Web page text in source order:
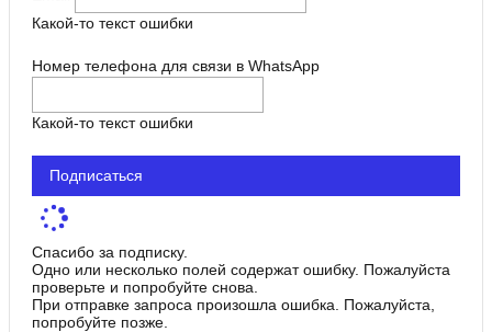
Какой-то текст ошибки
Номер телефона для связи в WhatsApp
Какой-то текст ошибки
Подписаться
Спасибо за подписку.
Одно или несколько полей содержат ошибку. Пожалуйста
проверьте и попробуйте снова.
При отправке запроса произошла ошибка. Пожалуйста,
попробуйте позже.